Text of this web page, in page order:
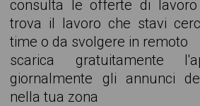
consulta le offerte di
trova il lavoro che stavi
time o da svolgere in remoto
scarica gratuitamente
giornalmente gli annunci
nella tua zona